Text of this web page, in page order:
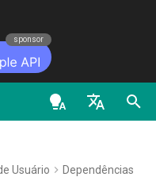
sponsor
Escopos OAuth2
OpenAPI docs
Usuário Dependências